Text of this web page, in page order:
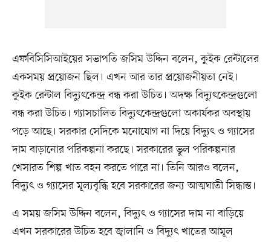
এফবিসিসিআইয়ের সভাপতি জসিম উদ্দিন বলেন, কুইক রেন্টালের
একসময় প্রয়োজন ছিল। এখন আর তার প্রয়োজনীয়তা নেই।
কুইক রেন্টাল বিদ্যুৎকেন্দ্র বন্ধ করা উচিত। অদক্ষ বিদ্যুৎকেন্দ্রগুলো
বন্ধ করা উচিত। গ্যাসচালিত বিদ্যুৎকেন্দ্রগুলো অকার্যকর অবস্থায়
পড়ে আছে। সরকার সেদিকে মনোযোগ না দিয়ে বিদ্যুৎ ও গ্যাসের
দাম বাড়ানোর পরিকল্পনা করছে। সরকারের ভুল পরিকল্পনার
খেসারত শিল্প খাত বহন করতে পারে না। তিনি আরও বলেন,
বিদ্যুৎ ও গ্যাসের মূল্যবৃদ্ধি হবে সরকারের জন্য আত্মঘাতী সিদ্ধান্ত।
এ সময় জসিম উদ্দিন বলেন, বিদ্যুৎ ও গ্যাসের দাম না বাড়িয়ে
এখন সরকারের উচিত হবে জ্বালানি ও বিদ্যুৎ খাতের আমূল